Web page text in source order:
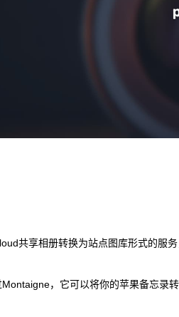
共享相册转换为站点图库形式的服
，它可以将你的苹果备忘录